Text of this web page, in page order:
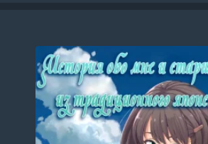
Авторы
Аниме хентай
Сборники манги
Sign in